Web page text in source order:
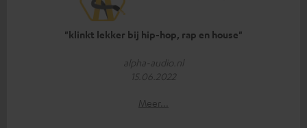
"klinkt lekker bij hip-hop, rap en house"
alpha-audio.nl
15.06.2022
Meer...